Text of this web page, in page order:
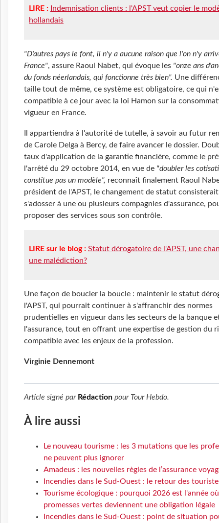
LIRE : Indemnisation clients : l'APST veut copier le
hollandais
"D'autres pays le font, il n'y a aucune raison que l'on n'y
France", assure Raoul Nabet, qui évoque les "onze ans
du fonds néerlandais, qui fonctionne très bien". Une
taille tout de même, ce système est obligatoire, ce qui
compatible à ce jour avec la loi Hamon sur la
vigueur en France.
Il appartiendra à l'autorité de tutelle, à savoir au futur
de Carole Delga à Bercy, de faire avancer le dossier.
taux d'application de la garantie financière, comme le
l'arrêté du 29 octobre 2014, en vue de "doubler les
constitue pas un modèle", reconnaît finalement Raoul
président de l'APST, le changement de statut
s'adosser à une ou plusieurs compagnies d'assurance,
proposer des services sous son contrôle.
LIRE sur le blog : Statut dérogatoire de l'APST, une
une malédiction?
Une façon de boucler la boucle : maintenir le statut
l'APST, qui pourrait continuer à s'affranchir des normes
prudentielles en vigueur dans les secteurs de la banque
l'assurance, tout en offrant une expertise de gestion du
compatible avec les enjeux de la profession.
Virginie Dennemont
Article signé par Rédaction pour Tour Hebdo.
À lire aussi
Le nouveau tourisme : les 3 mutations que les
ne peuvent plus ignorer
Amadeus : les nouvelles règles de l’assurance
Incendies dans le Sud-Ouest : le retour des
Tourisme écologique : pourquoi 2026 est l'année
promesses vertes deviennent une obligation légale
Incendies dans le Sud-Ouest : point de situation